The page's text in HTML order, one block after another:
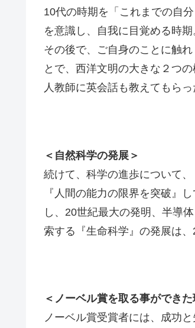
10代の時期を「これまでの自
を意識し、自我に目覚める時
その後で、ご自身のことに触
とで、西洋文明の大きな２つ
人教師に英会話も教えてもら
＜自然科学の発展＞
続けて、科学の進歩について
『人間の能力の限界を突破』
し、20世紀最大の発明、半導
索する『生命科学』の発展は
＜ノーベル賞を取る事ができた
ノーベル賞受賞者には、成功